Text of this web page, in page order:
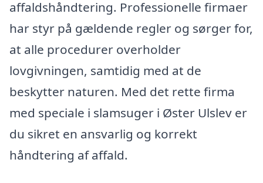
affaldshåndtering. Professionelle firmaer
har styr på gældende regler og sørger for,
at alle procedurer overholder
lovgivningen, samtidig med at de
beskytter naturen. Med det rette firma
med speciale i slamsuger i Øster Ulslev er
du sikret en ansvarlig og korrekt
håndtering af affald.